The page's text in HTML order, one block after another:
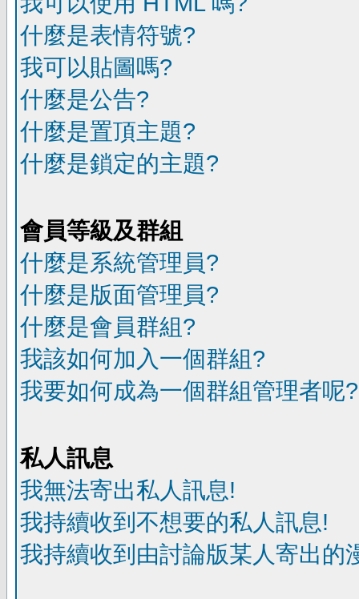
什麼是表情符號?
我可以貼圖嗎?
什麼是公告?
什麼是置頂主題?
什麼是鎖定的主題?
會員等級及群組
什麼是系統管理員?
什麼是版面管理員?
什麼是會員群組?
我該如何加入一個群組?
我要如何成為一個群組管理者呢?
私人訊息
我無法寄出私人訊息!
我持續收到不想要的私人訊息!
我持續收到由討論版某人寄出的